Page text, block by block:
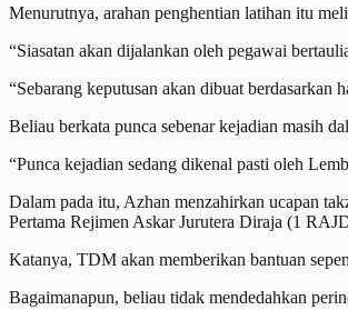
Menurutnya, arahan penghentian latihan itu
“Siasatan akan dijalankan oleh pegawai
“Sebarang keputusan akan dibuat berdasarkan
Beliau berkata punca sebenar kejadian masih
“Punca kejadian sedang dikenal pasti oleh
Dalam pada itu, Azhan menzahirkan ucapan
Pertama Rejimen Askar Jurutera Diraja (1
Katanya, TDM akan memberikan bantuan
Bagaimanapun, beliau tidak mendedahkan